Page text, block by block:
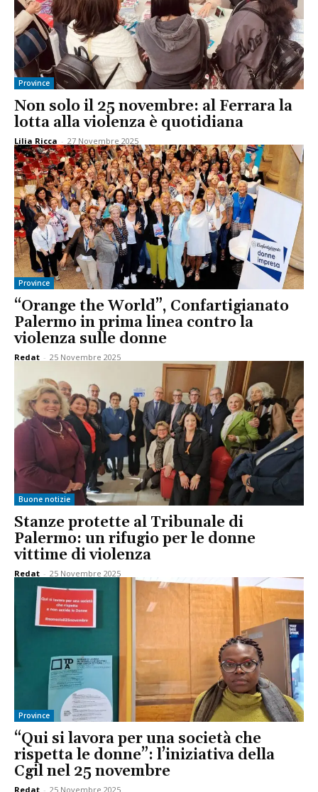
Province
Non solo il 25 novembre: al Ferrara la
lotta alla violenza è quotidiana
Lilia Ricca - 27 Novembre 2025
Province
“Orange the World”, Confartigianato
Palermo in prima linea contro la
violenza sulle donne
Redat - 25 Novembre 2025
Buone notizie
Stanze protette al Tribunale di
Palermo: un rifugio per le donne
vittime di violenza
Redat - 25 Novembre 2025
Province
“Qui si lavora per una società che
rispetta le donne”: l’iniziativa della
Cgil nel 25 novembre
Redat - 25 Novembre 2025